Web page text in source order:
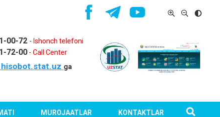
00-72 - Ishonch telefoni
72-00- Call Center
hisobot.stat.uz ga
MUROJAATLAR KONTAKTLAR